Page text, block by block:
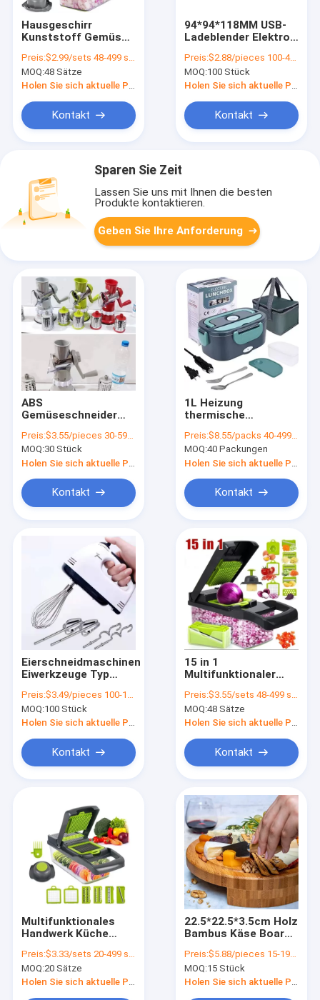
Produkte
Über uns
Fabrik Tour
Referenzen
Hausgeschirr
Kunststoff Gemüse
Obst Gemüse Grüne
Küchenschneider
Preis:$2.99/sets 48-499 sets
MOQ:48 Sätze
Holen Sie sich aktuelle Preis
Kontakt
94*94*118MM USB-
Ladeblender Elektro-
das Schneiden in der
Küche
Preis:$2.88/pieces 100-499 pieces
MOQ:100 Stück
Holen Sie sich aktuelle Preis
Kontakt
Sparen Sie Zeit
Lassen Sie uns mit Ihnen die besten
Produkte kontaktieren.
Geben Sie Ihre Anforderung
ABS
Gemüseschneider
Grater Kartoffel
Karotten Käse
Shredder
Küchengerät
Preis:$3.55/pieces 30-599 pieces
MOQ:30 Stück
Kontakt
1L Heizung
thermische
mit 304 Edelstahl
Lebensmittelbehälter
Preis:$8.55/packs 40-499 packs
MOQ:40 Packungen
Kontakt
Eierschneidmaschinen
Eiwerkzeuge Typ
Rotationsblender
Vielseitiger
Milchschäumegerät
Preis:$3.49/pieces 100-1999 pieces
MOQ:100 Stück
Holen Sie sich aktuelle Preis
Kontakt
15 in 1
Multifunktionaler
Heimküche
Handschuh-Chopper
mit Custom Logo
Preis:$3.55/sets 48-499 sets
MOQ:48 Sätze
Holen Sie sich aktuelle Preis
Kontakt
Multifunktionales
Handwerk Küche
Schneider Dicer
Lebensmittelgrater
Custom Logo
Preis:$3.33/sets 20-499 sets
MOQ:20 Sätze
Holen Sie sich aktuelle Preis
22.5*22.5*3.5cm Holz
Bambus Käse Board
unterstützt
Preis:$5.88/pieces 15-199 pieces
MOQ:15 Stück
Holen Sie sich aktuelle Preis